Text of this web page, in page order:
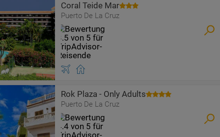
Coral Teide Mar
Puerto De La Cruz
Rok Plaza - Only Adults
Puerto De La Cruz